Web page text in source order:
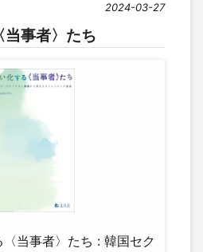
2024-03-27
当事者〉たち
〈当事者〉たち : 韓国セク